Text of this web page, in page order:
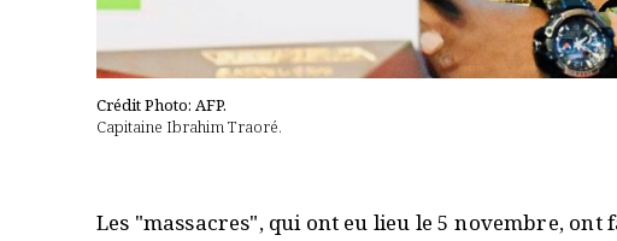
Crédit Photo: AFP.
Capitaine Ibrahim Traoré.
Les "massacres", qui ont eu lieu le 5 novembre,